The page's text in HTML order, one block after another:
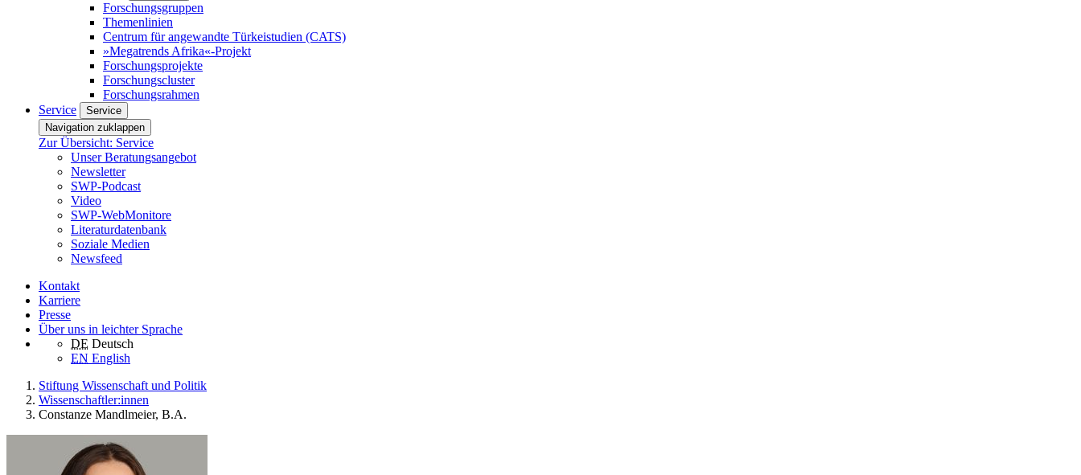
Forschungsgruppen
Themenlinien
Centrum für angewandte Türkeistudien (CATS)
»Megatrends Afrika«-Projekt
Forschungsprojekte
Forschungscluster
Forschungsrahmen
Service
Service
Navigation zuklappen
Zur Übersicht: Service
Unser Beratungsangebot
Newsletter
SWP-Podcast
Video
SWP-WebMonitore
Literaturdatenbank
Soziale Medien
Newsfeed
Kontakt
Karriere
Presse
Über uns in leichter Sprache
DE Deutsch
EN English
Stiftung Wissenschaft und Politik
Wissenschaftler:innen
Constanze Mandlmeier, B.A.